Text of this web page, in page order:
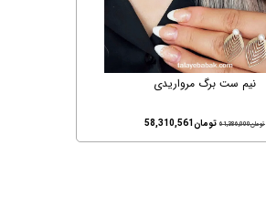
نیم ست برگ مرواریدی
تومان61,386,000 تومان58,310,561